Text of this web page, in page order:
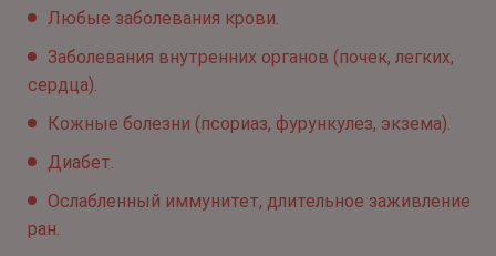
Любые заболевания крови.
Заболевания внутренних органов (почек, легких,
сердца).
Кожные болезни (псориаз, фурункулез, экзема).
Диабет.
Ослабленный иммунитет, длительное заживление
ран.